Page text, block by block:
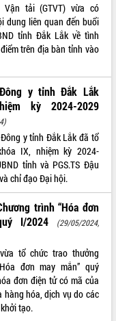
Vận tải (GTVT) vừa có
dung liên quan đến buổi
tỉnh Đắk Lắk về tình
trên địa bàn tỉnh vào
y tỉnh Đắk Lắk
kỳ 2024-2029
y tỉnh Đắk Lắk đã tổ
IX, nhiệm kỳ 2024-
tỉnh và PGS.TS Đậu
chỉ đạo Đại hội.
trình “Hóa đơn
I/2024
(29/05/2024,
tổ chức trao thưởng
đơn may mắn” quý
đơn điện tử có mã của
hàng hóa, dịch vụ do các
tạo.